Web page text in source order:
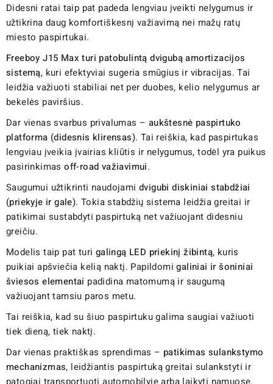
Didesni ratai taip pat padeda lengviau įveikti nelygumus ir
užtikrina daug komfortiškesnį važiavimą nei mažų ratų
miesto paspirtukai.
Freeboy J15 Max turi patobulintą dvigubą amortizacijos
sistemą, kuri efektyviai sugeria smūgius ir vibracijas. Tai
leidžia važiuoti stabiliai net per duobes, kelio nelygumus ar
bekelės paviršius.
Dar vienas svarbus privalumas – aukštesnė paspirtuko
platforma (didesnis klirensas). Tai reiškia, kad paspirtukas
lengviau įveikia įvairias kliūtis ir nelygumus, todėl yra puikus
pasirinkimasoff-road važiavimui.
Saugumui užtikrinti naudojami dvigubi diskiniai stabdžiai
(priekyje ir gale). Tokia stabdžių sistema leidžia greitai ir
patikimai sustabdyti paspirtuką net važiuojant didesniu
greičiu.
Modelis taip pat turi galingą LED priekinį žibintą, kuris
puikiai apšviečia kelią naktį. Papildomigaliniai ir šoniniai
šviesos elementai padidina matomumą ir saugumą
važiuojant tamsiu paros metu.
Tai reiškia, kad su šiuo paspirtuku galima saugiai važiuoti
tiek dieną, tiek naktį.
Dar vienas praktiškas sprendimas – patikimas sulankstymo
mechanizmas, leidžiantis paspirtuką greitai sulankstyti ir